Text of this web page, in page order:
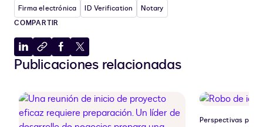
Firma electrónica ID Verification
Notary
COMPARTIR
Compartir
en
Copiar
al
Compartir
en
Compartir
en
Publicaciones relacionadas
Perspectivas para